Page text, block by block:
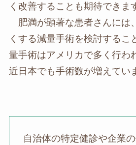
く改善することも期待できま
肥満が顕著な患者さんには
くする減量手術を検討するこ
量手術はアメリカで多く行わ
近日本でも手術数が増えてい
自治体の特定健診や企業